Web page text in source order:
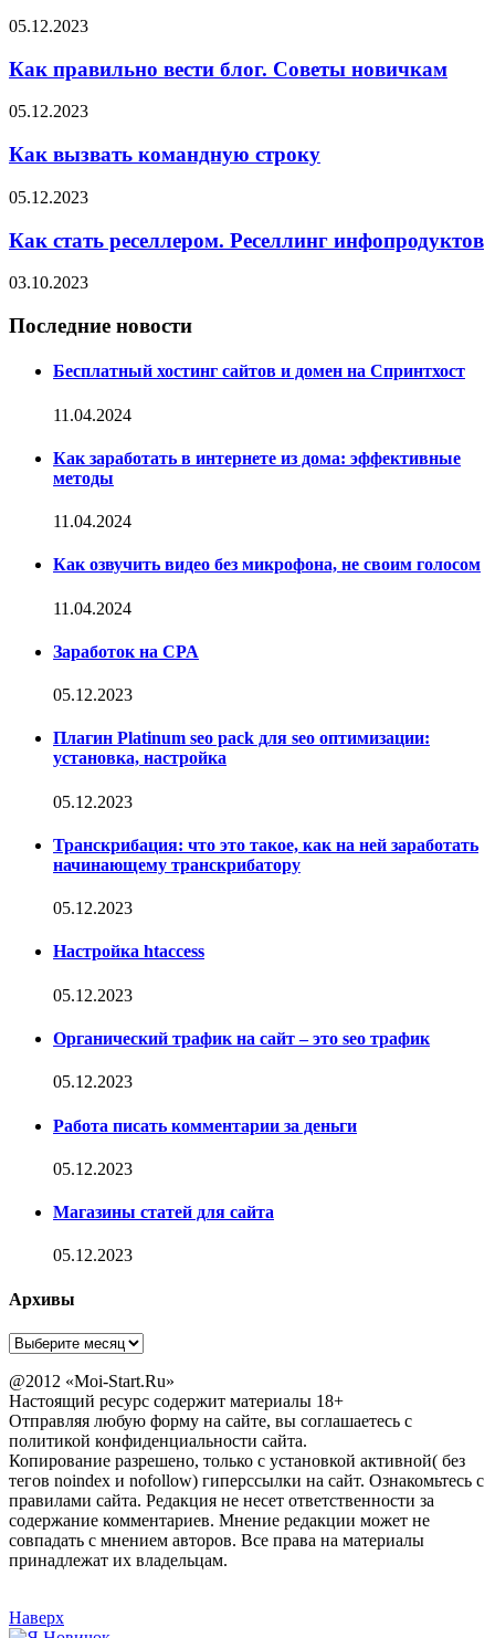
05.12.2023
Как правильно вести блог. Советы новичкам
05.12.2023
Как вызвать командную строку
05.12.2023
Как стать реселлером. Реселлинг инфопродуктов
03.10.2023
Последние новости
Бесплатный хостинг сайтов и домен на Спринтхост
11.04.2024
Как заработать в интернете из дома: эффективные
методы
11.04.2024
Как озвучить видео без микрофона, не своим голосом
11.04.2024
Заработок на CPA
05.12.2023
Плагин Platinum seo pack для seo оптимизации:
установка, настройка
05.12.2023
Транскрибация: что это такое, как на ней заработать
начинающему транскрибатору
05.12.2023
Настройка htaccess
05.12.2023
Органический трафик на сайт – это seo трафик
05.12.2023
Работа писать комментарии за деньги
05.12.2023
Магазины статей для сайта
05.12.2023
Архивы
Архивы
@2012 «Moi-Start.Ru»
Настоящий ресурс содержит материалы 18+
Отправляя любую форму на сайте, вы соглашаетесь с
политикой конфиденциальности сайта.
Копирование разрешено, только с установкой активной( без
тегов noindex и nofollow) гиперссылки на сайт. Ознакомьтесь с
правилами сайта. Редакция не несет ответственности за
содержание комментариев. Мнение редакции может не
совпадать с мнением авторов. Все права на материалы
принадлежат их владельцам.
Наверх